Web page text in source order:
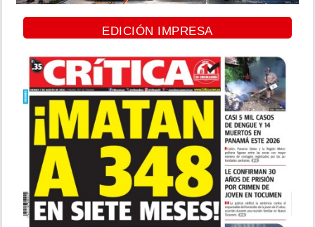
EDICIÓN IMPRESA